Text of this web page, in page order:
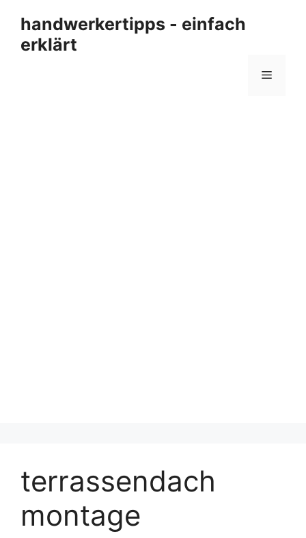
Inhalt
springen
handwerkertipps - einfach
erklärt
Menü
terrassendach
montage